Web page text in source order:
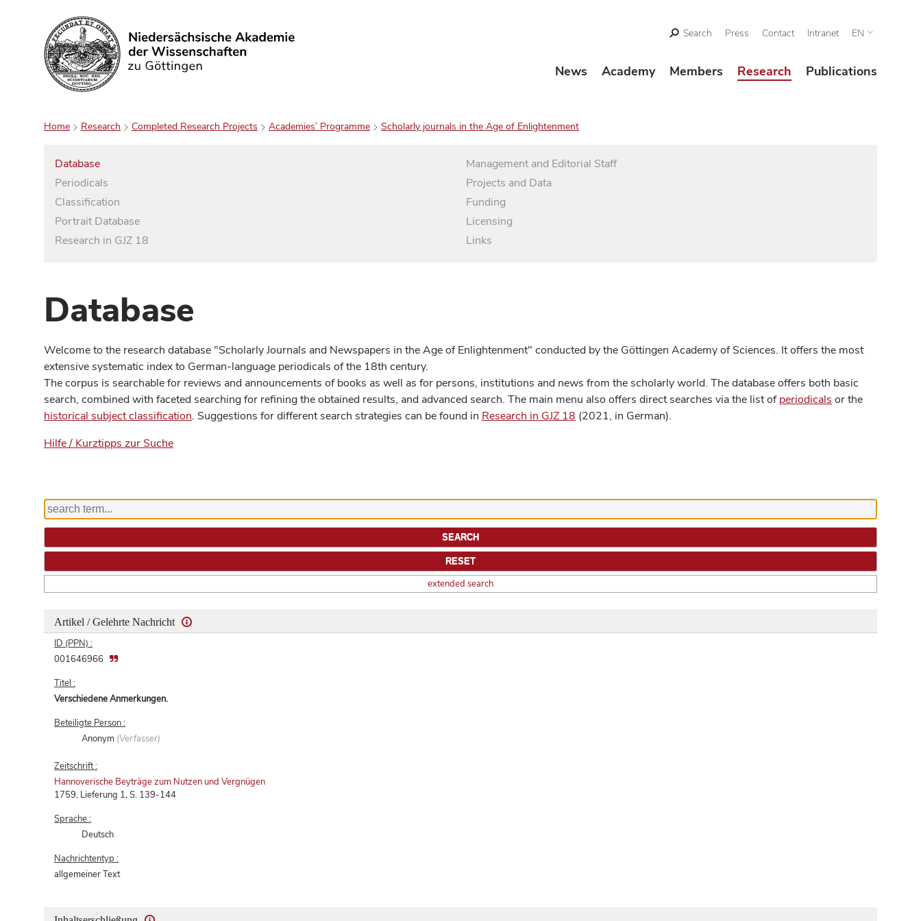
Search
Search Press Contact Intranet EN
News Academy Members Research Publications
Home Research Completed Research Projects Academies’ Programme Scholarly journals in the Age of Enlightenment
Database
Periodicals
Classification
Portrait Database
Research in GJZ 18
Management and Editorial Staff
Projects and Data
Funding
Licensing
Links
Database
Welcome to the research database "Scholarly Journals and Newspapers in the Age of Enlightenment" conducted by the Göttingen Academy of Sciences. It offers the most
extensive systematic index to German-language periodicals of the 18th century.
The corpus is searchable for reviews and announcements of books as well as for persons, institutions and news from the scholarly world. The database offers both basic
search, combined with faceted searching for refining the obtained results, and advanced search. The main menu also offers direct searches via the list ofperiodicals or the
historical subject classification. Suggestions for different search strategies can be found in Research in GJZ 18 (2021, in German).
Hilfe / Kurztipps zur Suche
extended search
Artikel / Gelehrte Nachricht
ID (PPN) :
001646966
Titel :
Verschiedene Anmerkungen.
Beteiligte Person :
Anonym (Verfasser)
Zeitschrift :
Hannoverische Beyträge zum Nutzen und Vergnügen
1759, Lieferung 1, S. 139-144
Sprache :
Deutsch
Nachrichtentyp :
allgemeiner Text